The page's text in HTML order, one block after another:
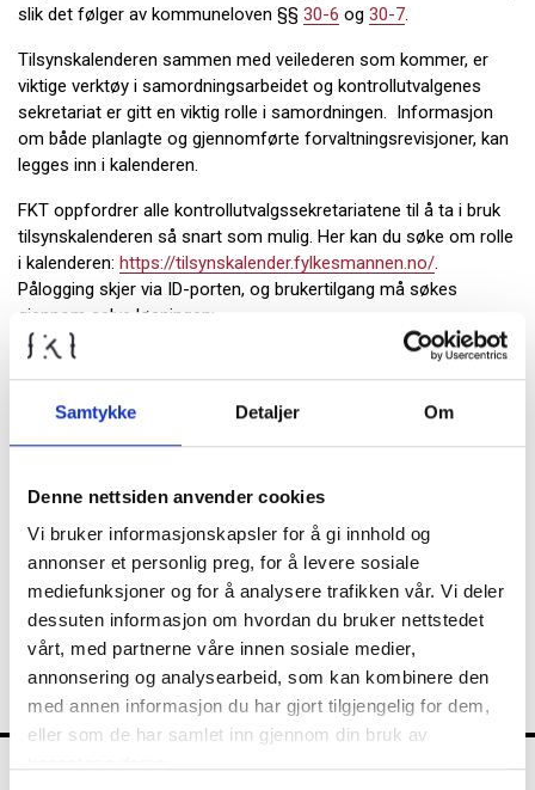
Samtykke Detaljer Om
Denne nettsiden anvender cookies
Vi bruker informasjonskapsler for å gi innhold og
annonser et personlig preg, for å levere sosiale
mediefunksjoner og for å analysere trafikken vår. Vi deler
dessuten informasjon om hvordan du bruker nettstedet
vårt, med partnerne våre innen sosiale medier,
annonsering og analysearbeid, som kan kombinere den
med annen informasjon du har gjort tilgjengelig for dem,
eller som de har samlet inn gjennom din bruk av
slik det følger av kommuneloven §§ 30-6 og 30-7.
Tilsynskalenderen sammen med veilederen som kommer, er
viktige verktøy i samordningsarbeidet og kontrollutvalgenes
sekretariat er gitt en viktig rolle i samordningen. Informasjon
om både planlagte og gjennomførte forvaltningsrevisjoner, kan
legges inn i kalenderen.
FKT oppfordrer alle kontrollutvalgssekretariatene til å ta i bruk
tilsynskalenderen så snart som mulig. Her kan du søke om rolle
i kalenderen: https://tilsynskalender.fylkesmannen.no/.
Pålogging skjer via ID-porten, og brukertilgang må søkes
gjennom selve løsningen:
Trykk på lenken:
https://tilsynskalender.fylkesmannen.no/
(Google Chrome anbefales som nettleser)
Øverst til høyre finner du «Logg inn»-knappen – trykk på
denne
Etter at tilsynene med kommuner/fylkeskommuner er ferdig
samordnet kan også de som ikke er brukere av
tilsynskalenderen følge med på hvilke tilsyn som er planlagt i sin
og andre kommuner.